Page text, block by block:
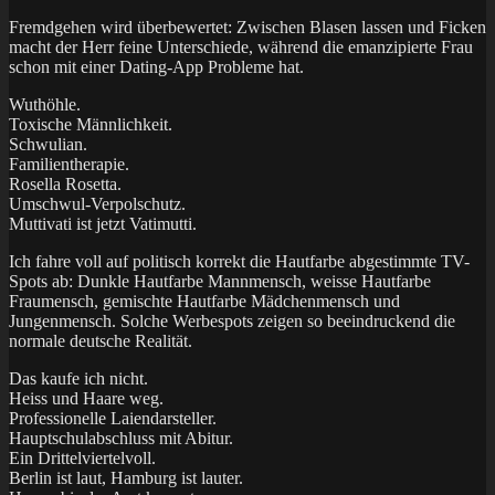
Fremdgehen wird überbewertet: Zwischen Blasen lassen und Ficken
macht der Herr feine Unterschiede, während die emanzipierte Frau
schon mit einer Dating-App Probleme hat.
Wuthöhle.
Toxische Männlichkeit.
Schwulian.
Familientherapie.
Rosella Rosetta.
Umschwul-Verpolschutz.
Muttivati ist jetzt Vatimutti.
Ich fahre voll auf politisch korrekt die Hautfarbe abgestimmte TV-
Spots ab: Dunkle Hautfarbe Mannmensch, weisse Hautfarbe
Fraumensch, gemischte Hautfarbe Mädchenmensch und
Jungenmensch. Solche Werbespots zeigen so beeindruckend die
normale deutsche Realität.
Das kaufe ich nicht.
Heiss und Haare weg.
Professionelle Laiendarsteller.
Hauptschulabschluss mit Abitur.
Ein Drittelviertelvoll.
Berlin ist laut, Hamburg ist lauter.